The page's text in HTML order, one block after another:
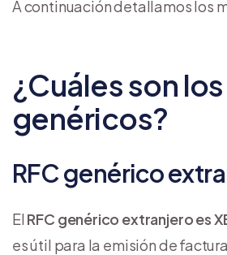
A continuación detallamos los
¿Cuáles son los
genéricos?
RFC genérico
El RFC genérico extranjero es
es útil para la emisión de